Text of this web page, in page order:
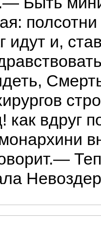
идут и,
как вдруг